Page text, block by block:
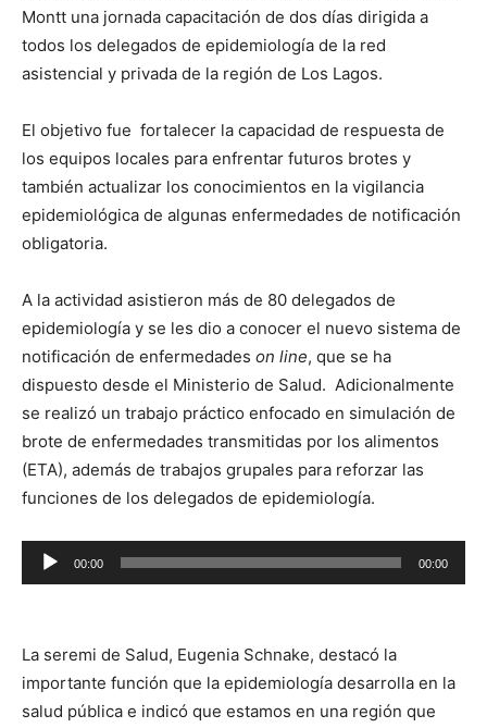
Montt una jornada capacitación de dos días dirigida a
todos los delegados de epidemiología de la red
asistencial y privada de la región de Los Lagos.
El objetivo fue fortalecer la capacidad de respuesta de
los equipos locales para enfrentar futuros brotes y
también actualizar los conocimientos en la vigilancia
epidemiológica de algunas enfermedades de notificación
obligatoria.
A la actividad asistieron más de 80 delegados de
epidemiología y se les dio a conocer el nuevo sistema de
notificación de enfermedades on line, que se ha
dispuesto desde el Ministerio de Salud. Adicionalmente
se realizó un trabajo práctico enfocado en simulación de
brote de enfermedades transmitidas por los alimentos
(ETA), además de trabajos grupales para reforzar las
funciones de los delegados de epidemiología.
Reproductor
de
00:00 00:00
La seremi de Salud, Eugenia Schnake, destacó la
importante función que la epidemiología desarrolla en la
salud pública e indicó que estamos en una región que